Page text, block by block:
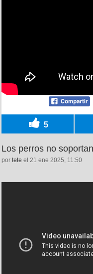
5
Los perros no
por tete el 21 ene 2025, 11:50